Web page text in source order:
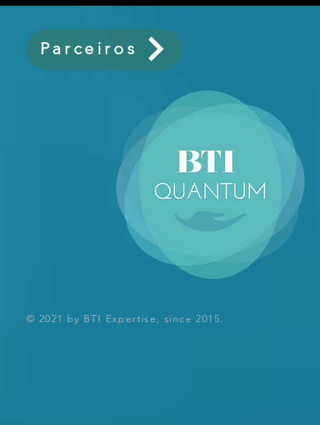
Parceiros
© 2021 by BTI Expertise, since 2015.